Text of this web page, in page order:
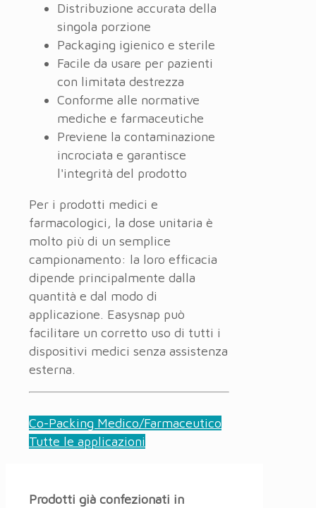
Distribuzione accurata della
singola porzione
Packaging igienico e sterile
Facile da usare per pazienti
con limitata destrezza
Conforme alle normative
mediche e farmaceutiche
Previene la contaminazione
incrociata e garantisce
l'integrità del prodotto
Per i prodotti medici e
farmacologici, la dose unitaria è
molto più di un semplice
campionamento: la loro efficacia
dipende principalmente dalla
quantità e dal modo di
applicazione. Easysnap può
facilitare un corretto uso di tutti i
dispositivi medici senza assistenza
esterna.
Co-Packing Medico/Farmaceutico
Tutte le applicazioni
Prodotti già confezionati in